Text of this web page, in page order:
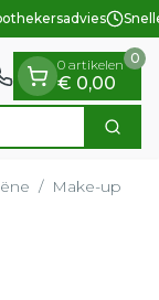
Zoek
0 artikelen
€ 0,00
0
/ Make-up